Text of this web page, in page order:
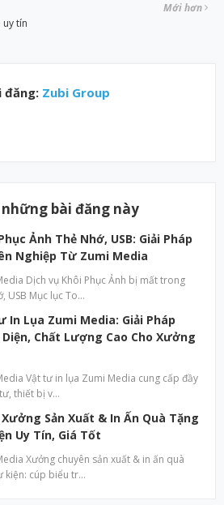
Mới hơn
tín
đăng: Zubi Group
bài đăng này
Ảnh Thẻ Nhớ, USB: Giải Pháp
Nghiệp Từ Zumi Media
Dịch vụ Khôi Phục Ảnh bị mất trong
USB Mục lục To…
In Lụa Zumi Media: Giải Pháp
Chất Lượng Cao Cho Xưởng
Vật tư in lụa Zumi Media cung cấp đầy
thiết bị v…
Sản Xuất & In Ấn Quà Tặng
Uy Tín, Giá Tốt
Xưởng chuyên sản xuất & in ấn quà
kiện: cúp biểu tr…